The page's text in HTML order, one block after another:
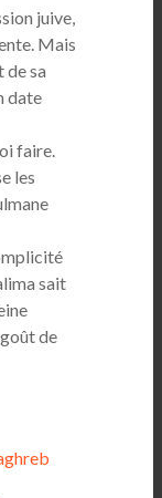
juive,
Mais
de sa
date
faire.
les
sait
de